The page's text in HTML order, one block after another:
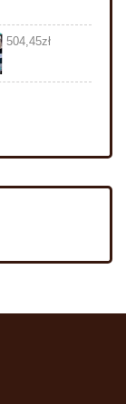
504,45zł